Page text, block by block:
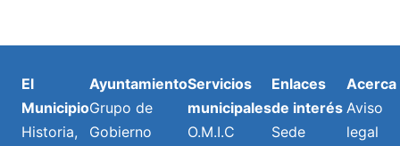
El
Municipio
Historia,
Ayuntamiento
Grupo de
Gobierno
Servicios
municipales
O.M.I.C
Enlaces
de interés
Sede
Acerca
Aviso
legal